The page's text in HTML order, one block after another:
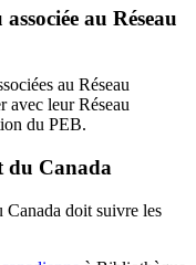
au Réseau
au Réseau
leur Réseau
du PEB.
du Canada
Canada doit suivre les